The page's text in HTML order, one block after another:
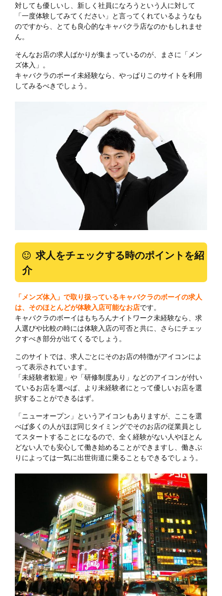
対しても優しいし、新しく社員になろうという人に対して
「一度体験してみてください」と言ってくれているようなも
のですから、とても良心的なキャバクラ店なのかもしれませ
ん。
そんなお店の求人ばかりが集まっているのが、まさに「メン
ズ体入」。
キャバクラのボーイ未経験なら、やっぱりこのサイトを利用
してみるべきでしょう。
求人をチェックする時のポイントを紹
介
「メンズ体入」で取り扱っているキャバクラのボーイの求人
は、そのほとんどが体験入店可能なお店です。
キャバクラのボーイはもちろんナイトワーク未経験なら、求
人選びや比較の時には体験入店の可否と共に、さらにチェッ
クすべき部分が出てくるでしょう。
このサイトでは、求人ごとにそのお店の特徴がアイコンによ
って表示されています。
「未経験者歓迎」や「研修制度あり」などのアイコンが付い
ているお店を選べば、より未経験者にとって優しいお店を選
択することができるはず。
「ニューオープン」というアイコンもありますが、ここを選
べば多くの人がほぼ同じタイミングでそのお店の従業員とし
てスタートすることになるので、全く経験がない人やほとん
どない人でも安心して働き始めることができますし、働きぶ
りによっては一気に出世街道に乗ることもできるでしょう。